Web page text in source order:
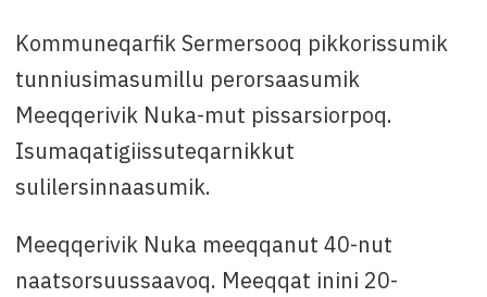
Qinnuteqarfissamut killigititaq
: Decembarip
29-at
: Kristiane Nikolajsen, oqarasuaat
+299 36 67 70 imaluunniit e-mail:
krnk@sermersooq.gl
Kommuneqarfik Sermersooq pikkorissumik
tunniusimasumillu perorsaasumik
Meeqqerivik Nuka-mut pissarsiorpoq.
Isumaqatigiissuteqarnikkut
sulilersinnaasumik.
Meeqqerivik Nuka meeqqanut 40-nut
naatsorsuussaavoq. Meeqqat inini 20-